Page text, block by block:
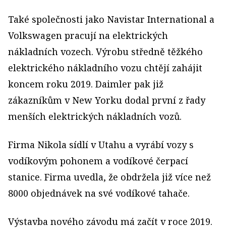
Také společnosti jako Navistar International a
Volkswagen pracují na elektrických
nákladních vozech. Výrobu středně těžkého
elektrického nákladního vozu chtějí zahájit
koncem roku 2019. Daimler pak již
zákazníkům v New Yorku dodal první z řady
menších elektrických nákladních vozů.
Firma Nikola sídlí v Utahu a vyrábí vozy s
vodíkovým pohonem a vodíkové čerpací
stanice. Firma uvedla, že obdržela již více než
8000 objednávek na své vodíkové tahače.
Výstavba nového závodu má začít v roce 2019.